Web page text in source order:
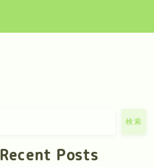
検索
Recent Posts